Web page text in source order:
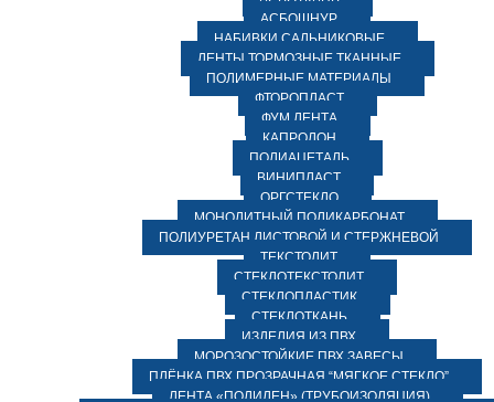
АСБОШНУР
НАБИВКИ САЛЬНИКОВЫЕ
ЛЕНТЫ ТОРМОЗНЫЕ ТКАННЫЕ
ПОЛИМЕРНЫЕ МАТЕРИАЛЫ
ФТОРОПЛАСТ
ФУМ ЛЕНТА
КАПРОЛОН
ПОЛИАЦЕТАЛЬ
ВИНИПЛАСТ
ОРГСТЕКЛО
МОНОЛИТНЫЙ ПОЛИКАРБОНАТ
ПОЛИУРЕТАН ЛИСТОВОЙ И СТЕРЖНЕВОЙ
ТЕКСТОЛИТ
СТЕКЛОТЕКСТОЛИТ
СТЕКЛОПЛАСТИК
СТЕКЛОТКАНЬ
ИЗДЕЛИЯ ИЗ ПВХ
МОРОЗОСТОЙКИЕ ПВХ ЗАВЕСЫ
ПЛЁНКА ПВХ ПРОЗРАЧНАЯ “МЯГКОЕ СТЕКЛО”
ЛЕНТА «ПОЛИЛЕН» (ТРУБОИЗОЛЯЦИЯ)